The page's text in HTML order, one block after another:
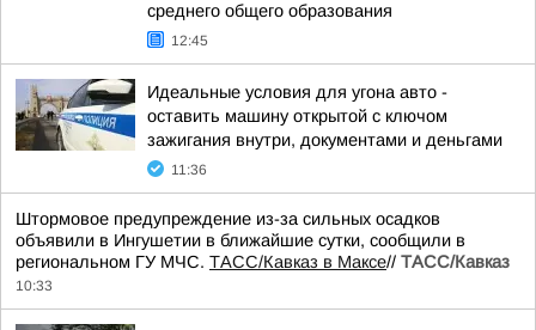
среднего общего образования
12:45
Идеальные условия для угона авто -
оставить машину открытой с ключом
зажигания внутри, документами и деньгами
11:36
Штормовое предупреждение из-за сильных осадков
объявили в Ингушетии в ближайшие сутки, сообщили в
региональном ГУ МЧС. ТАСС/Кавказ в Максе// ТАСС/Кавказ
10:33